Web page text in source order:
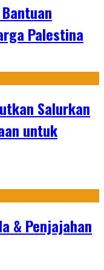
Palestina
Salurkan
untuk
& Penjajahan